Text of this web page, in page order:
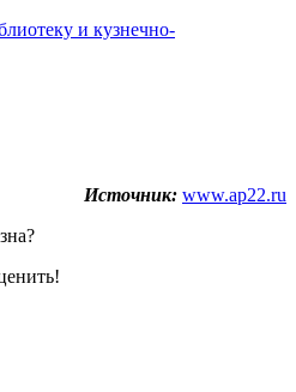
и кузнечно-
Источник: www.ap22.ru